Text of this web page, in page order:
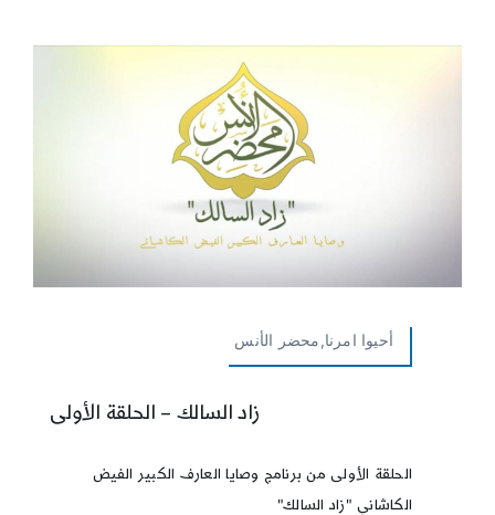
أحيوا امرنا,محضر الأنس
زاد السالك – الحلقة الأولى
الحلقة الأولى من برنامج وصايا العارف الكبير الفيض
الكاشاني "زاد السالك"